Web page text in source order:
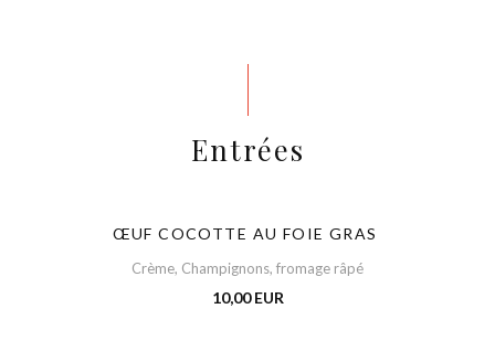
Entrées
ŒUF COCOTTE AU FOIE GRAS
Crème, Champignons, fromage râpé
10,00 EUR